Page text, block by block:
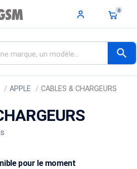
0
search
APPLE CABLES & CHARGEURS
pour le moment